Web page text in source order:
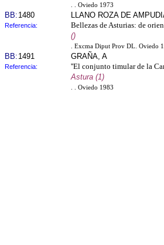
. . Oviedo 1973
BB: 1480 LLANO ROZA DE
Referencia:
Bellezas de Asturias: de
()
. Excma Diput Prov DL. Oviedo
BB: 1491 GRAÑA, A
Referencia:
''El conjunto timular de la
Astura (1)
. . Oviedo 1983